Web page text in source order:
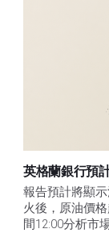
英格蘭銀行預
報告預計將顯
火後，原油價
間12:00分析市